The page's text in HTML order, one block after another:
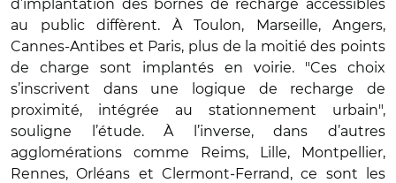
d’implantation des bornes de recharge accessibles
au public diffèrent. À Toulon, Marseille, Angers,
Cannes-Antibes et Paris, plus de la moitié des points
de charge sont implantés en voirie. "Ces choix
s’inscrivent dans une logique de recharge de
proximité, intégrée au stationnement urbain",
souligne l’étude. À l’inverse, dans d’autres
agglomérations comme Reims, Lille, Montpellier,
Rennes, Orléans et Clermont-Ferrand, ce sont les